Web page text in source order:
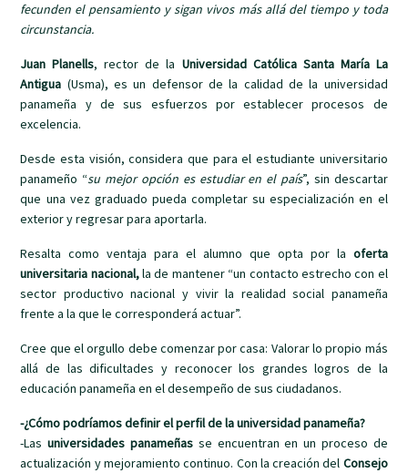
fecunden el pensamiento y sigan vivos más allá del tiempo y toda
circunstancia.
Juan Planells, rector de la Universidad Católica Santa María La
Antigua (Usma), es un defensor de la calidad de la universidad
panameña y de sus esfuerzos por establecer procesos de
excelencia.
Desde esta visión, considera que para el estudiante universitario
panameño “su mejor opción es estudiar en el país”, sin descartar
que una vez graduado pueda completar su especialización en el
exterior y regresar para aportarla.
Resalta como ventaja para el alumno que opta por la oferta
universitaria nacional,la de mantener “un contacto estrecho con el
sector productivo nacional y vivir la realidad social panameña
frente a la que le corresponderá actuar”.
Cree que el orgullo debe comenzar por casa: Valorar lo propio más
allá de las dificultades y reconocer los grandes logros de la
educación panameña en el desempeño de sus ciudadanos.
-¿Cómo podríamos definir el perfil de la universidad panameña?
-Lasuniversidades panameñasse encuentran en un proceso de
actualización y mejoramiento continuo. Con la creación del Consejo